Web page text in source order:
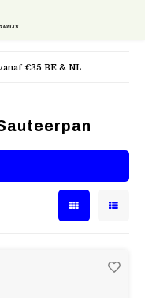
€35 BE & NL